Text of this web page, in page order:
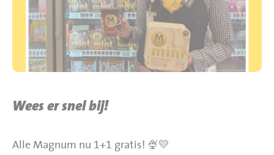
Jumbo Huibers Specials
Wees er snel bij!
Alle Magnum nu 1+1 gratis! 🍨💛